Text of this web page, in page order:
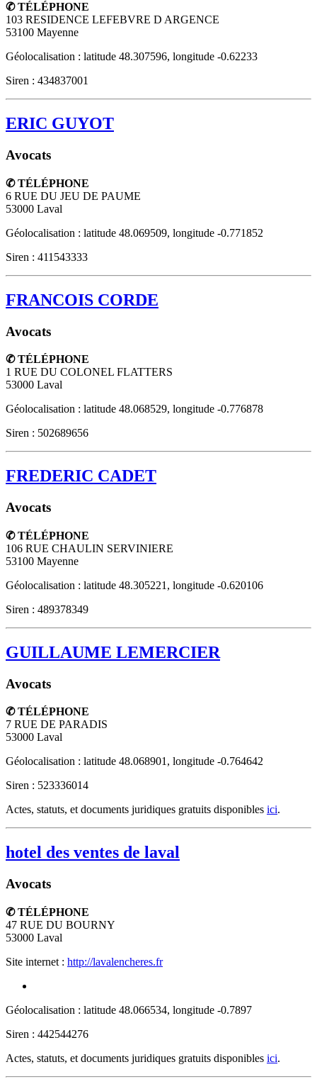
✆ TÉLÉPHONE
103 RESIDENCE LEFEBVRE D ARGENCE
53100 Mayenne
Géolocalisation : latitude 48.307596, longitude -0.62233
Siren : 434837001
ERIC GUYOT
Avocats
✆ TÉLÉPHONE
6 RUE DU JEU DE PAUME
53000 Laval
Géolocalisation : latitude 48.069509, longitude -0.771852
Siren : 411543333
FRANCOIS CORDE
Avocats
✆ TÉLÉPHONE
1 RUE DU COLONEL FLATTERS
53000 Laval
Géolocalisation : latitude 48.068529, longitude -0.776878
Siren : 502689656
FREDERIC CADET
Avocats
✆ TÉLÉPHONE
106 RUE CHAULIN SERVINIERE
53100 Mayenne
Géolocalisation : latitude 48.305221, longitude -0.620106
Siren : 489378349
GUILLAUME LEMERCIER
Avocats
✆ TÉLÉPHONE
7 RUE DE PARADIS
53000 Laval
Géolocalisation : latitude 48.068901, longitude -0.764642
Siren : 523336014
Actes, statuts, et documents juridiques gratuits disponibles ici.
hotel des ventes de laval
Avocats
✆ TÉLÉPHONE
47 RUE DU BOURNY
53000 Laval
Site internet : http://lavalencheres.fr
Géolocalisation : latitude 48.066534, longitude -0.7897
Siren : 442544276
Actes, statuts, et documents juridiques gratuits disponibles ici.